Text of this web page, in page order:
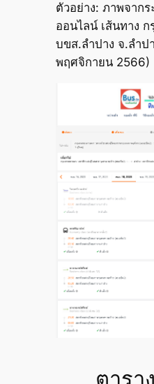
ตัวอย่าง: ภาพจาก
ออนไลน์ เส้นทาง ก
บขส.ลำปาง จ.ลำป
พฤศจิกายน 2566)